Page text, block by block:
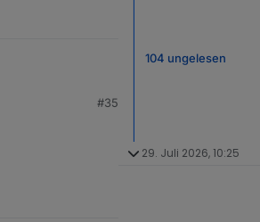
#35
104 ungelesen
29. Juli 2026, 10:25